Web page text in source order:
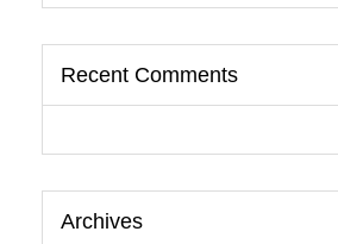
Recent Comments
Archives